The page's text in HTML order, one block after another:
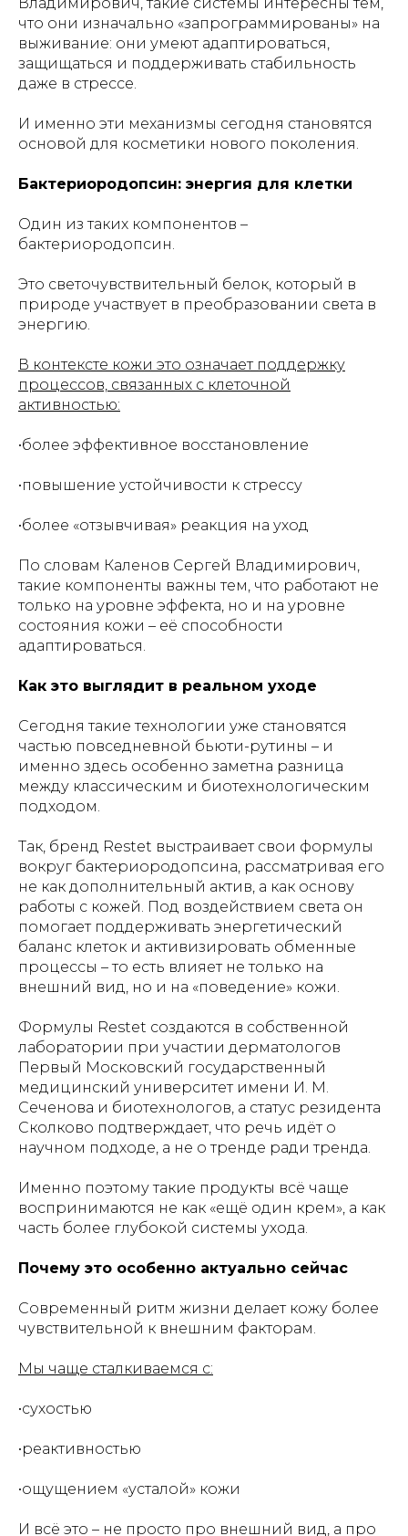
что они изначально «запрограммированы» на
выживание: они умеют адаптироваться,
защищаться и поддерживать стабильность
даже в стрессе.
И именно эти механизмы сегодня становятся
основой для косметики нового поколения.
Бактериородопсин: энергия для клетки
Один из таких компонентов –
бактериородопсин.
Это светочувствительный белок, который в
природе участвует в преобразовании света в
энергию.
В контексте кожи это означает поддержку
процессов, связанных с клеточной
активностью:
•более эффективное восстановление
•повышение устойчивости к стрессу
•более «отзывчивая» реакция на уход
По словам Каленов Сергей Владимирович,
такие компоненты важны тем, что работают не
только на уровне эффекта, но и на уровне
состояния кожи – её способности
адаптироваться.
Как это выглядит в реальном уходе
Сегодня такие технологии уже становятся
частью повседневной бьюти-рутины – и
именно здесь особенно заметна разница
между классическим и биотехнологическим
подходом.
Так, бренд Restet выстраивает свои формулы
вокруг бактериородопсина, рассматривая его
не как дополнительный актив, а как основу
работы с кожей. Под воздействием света он
помогает поддерживать энергетический
баланс клеток и активизировать обменные
процессы – то есть влияет не только на
внешний вид, но и на «поведение» кожи.
Формулы Restet создаются в собственной
лаборатории при участии дерматологов
Первый Московский государственный
медицинский университет имени И. М.
Сеченова и биотехнологов, а статус резидента
Сколково подтверждает, что речь идёт о
научном подходе, а не о тренде ради тренда.
Именно поэтому такие продукты всё чаще
воспринимаются не как «ещё один крем», а как
часть более глубокой системы ухода.
Почему это особенно актуально сейчас
Современный ритм жизни делает кожу более
чувствительной к внешним факторам.
Мы чаще сталкиваемся с:
•сухостью
•реактивностью
•ощущением «усталой» кожи
И всё это – не просто про внешний вид, а про